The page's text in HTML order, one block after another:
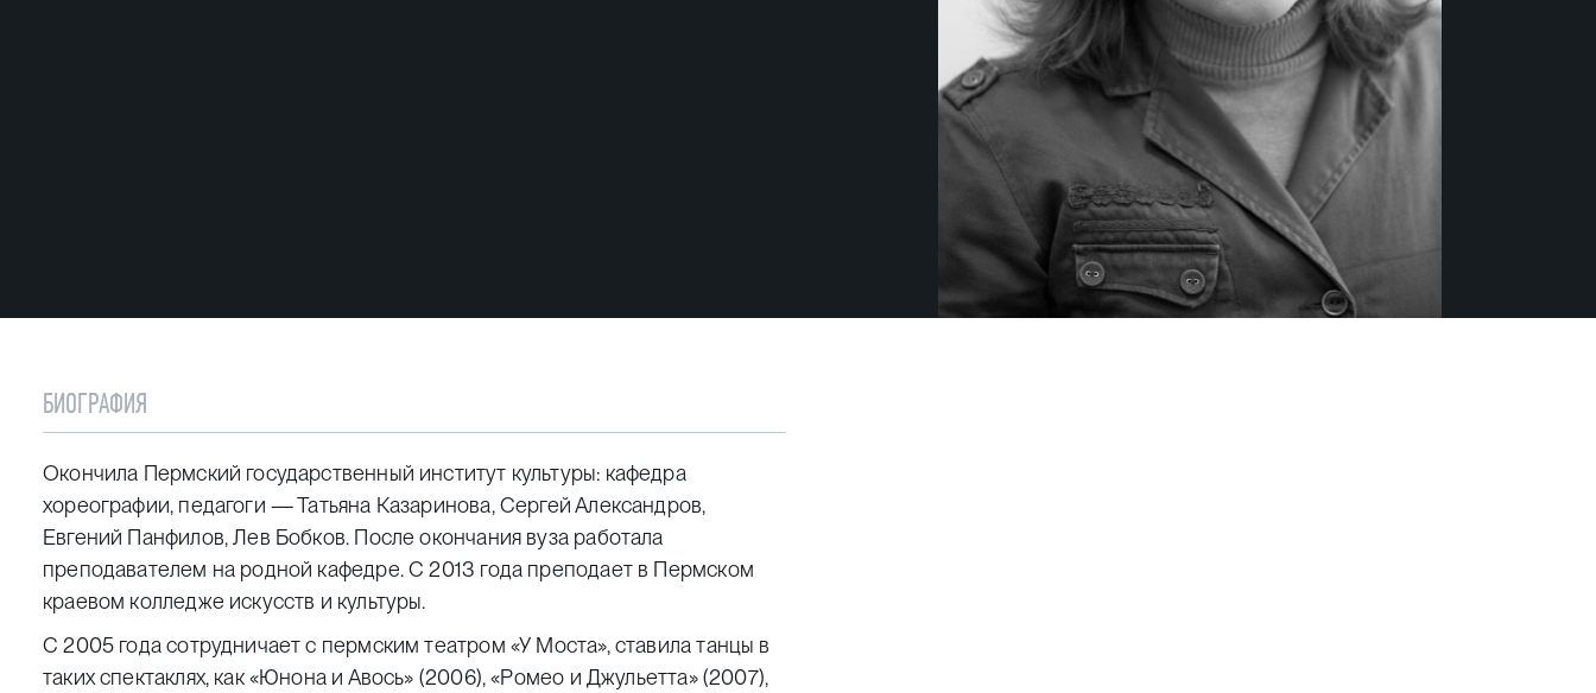
БИОГРАФИЯ
Окончила Пермский государственный институт культуры: кафедра
хореографии, педагоги — Татьяна Казаринова, Сергей Александров,
Евгений Панфилов, Лев Бобков. После окончания вуза работала
преподавателем на родной кафедре. С 2013 года преподает в Пермском
краевом колледже искусств и культуры.
С 2005 года сотрудничает с пермским театром «У Моста», ставила танцы в
таких спектаклях, как «Юнона и Авось» (2006), «Ромео и Джульетта» (2007),